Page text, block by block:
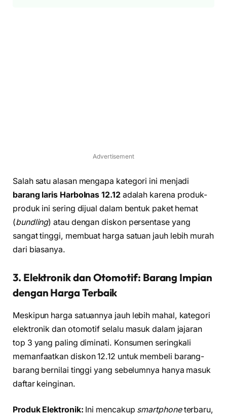
Advertisement
Salah satu alasan mengapa kategori ini menjadi
barang laris Harbolnas 12.12adalah karena produk-
produk ini sering dijual dalam bentuk paket hemat
(bundling) atau dengan diskon persentase yang
sangat tinggi, membuat harga satuan jauh lebih murah
dari biasanya.
3. Elektronik dan Otomotif: Barang Impian
dengan Harga Terbaik
Meskipun harga satuannya jauh lebih mahal, kategori
elektronik dan otomotif selalu masuk dalam jajaran
top 3 yang paling diminati. Konsumen seringkali
memanfaatkan diskon 12.12 untuk membeli barang-
barang bernilai tinggi yang sebelumnya hanya masuk
daftar keinginan.
Produk Elektronik: Ini mencakup smartphoneterbaru,